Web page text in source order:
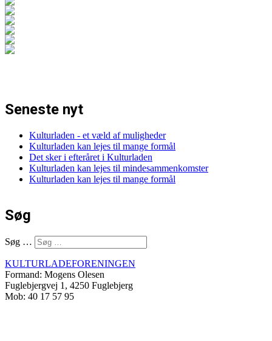
Seneste nyt
Kulturladen - et væld af muligheder
Kulturladen kan lejes til mange formål
Det sker i efteråret i Kulturladen
Kulturladen kan lejes til mindesammenkomster
Kulturladen kan lejes til mange formål
Søg
Søg …
KULTURLADEFORENINGEN
Formand: Mogens Olesen
Fuglebjergvej 1, 4250 Fuglebjerg
Mob: 40 17 57 95